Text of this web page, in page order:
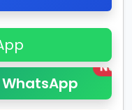
WhatsApp
New